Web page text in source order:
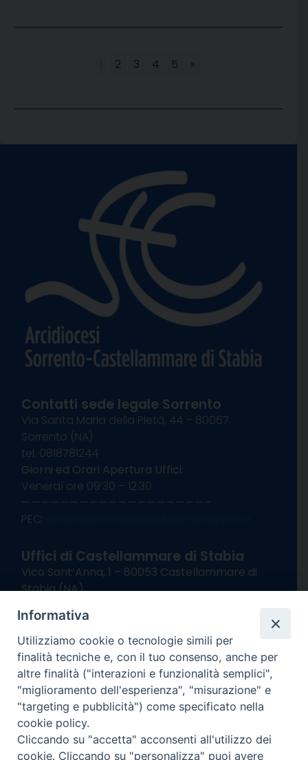
2 3 4 5 »
Contatti sede legale Sorrento
Via Santa Maria della Pietà, 44 – 80067
Sorrento (NA)
tel. 0818781244
Giorni ed Orari Apertura Uffici:
Venerdì ore 09:30 – 12:30
———————————————————–
PEC:
Uffici di Castellammare di Stabia
Vico Sant’Anna, 1 – 80053 Castellammare di
Stabia (NA)
Giorni ed Orari Apertura Uffici:
Lunedì e Mercoledì ore 09:00 – 13:00
Uffici Matrimoni:
Lunedì e Mercoledì ore 09:30 – 12:30
seguici su
Channel
Informativa
Utilizziamo cookie o tecnologie simili per
finalità tecniche e, con il tuo consenso, anche per
altre finalità ("interazioni e funzionalità semplici",
"miglioramento dell'esperienza", "misurazione" e
"targeting e pubblicità") come specificato nella
cookie policy.
Cliccando su "accetta" acconsenti all'utilizzo dei
cookie. Cliccando su "personalizza" puoi avere